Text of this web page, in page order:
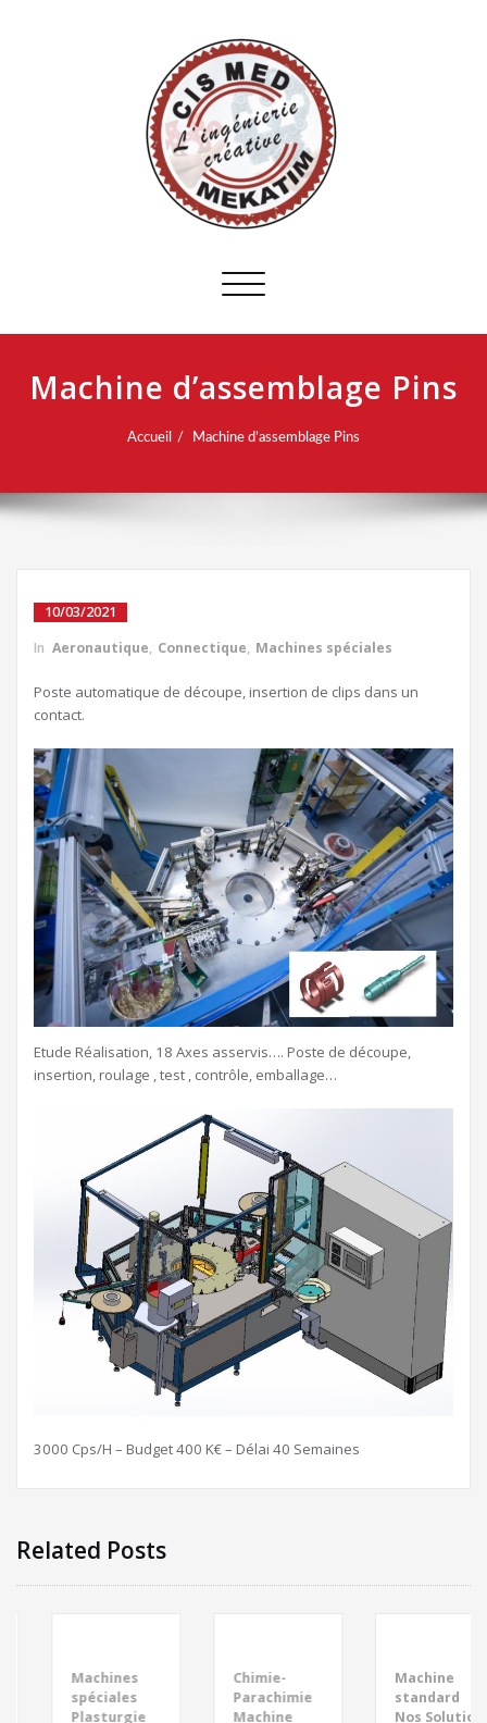
Afficher/masquer
navigation
Machine d’assemblage Pins
Accueil Machine d’assemblage Pins
10/03/2021
In Aeronautique, Connectique, Machines spéciales
Poste automatique de découpe, insertion de clips dans un
contact.
Etude Réalisation, 18 Axes asservis…. Poste de découpe,
insertion, roulage , test , contrôle, emballage…
3000 Cps/H – Budget 400 K€ – Délai 40 Semaines
Related Posts
Machines
spéciales
Plasturgie
Chimie-
Parachimie
Machine
Machine
standard
Nos Solutions de